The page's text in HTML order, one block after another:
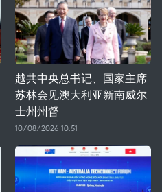
越共中央总书记、国家主席
苏林会见澳大利亚新南威尔
士州州督
10/08/2026 10:51